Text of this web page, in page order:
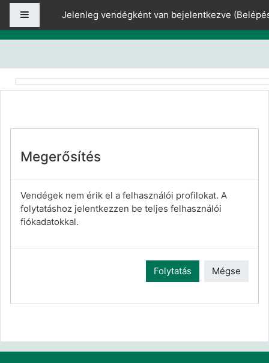
Tovább a fő tartalomhoz
OldalpanelJelenleg vendégként van bejelentkezve (
Megerősítés
Vendégek nem érik el a felhasználói profilokat. A
folytatáshoz jelentkezzen be teljes felhasználói
fiókadatokkal.
Folytatás Mégse